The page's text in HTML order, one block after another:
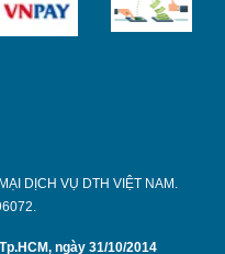
DỊCH VỤ DTH VIỆT NAM.
ngày 31/10/2014